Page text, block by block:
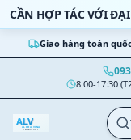
Bỏ qua nội dung
Giao hàng toàn
8:00-17:30
Nhảy tới nội dung